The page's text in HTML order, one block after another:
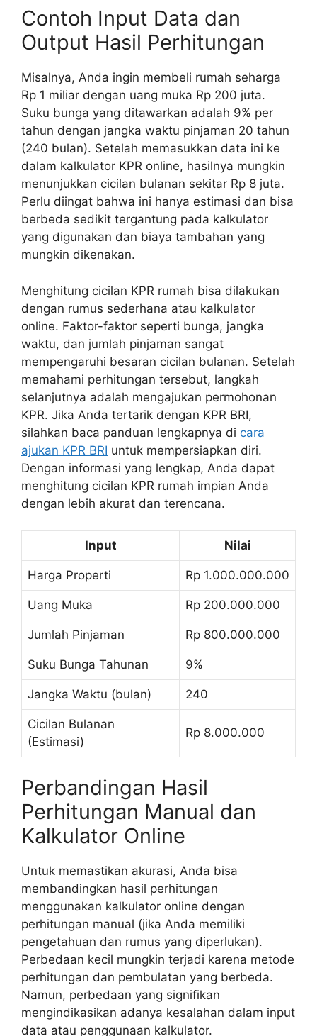
Contoh Input Data dan
Output Hasil Perhitungan
Misalnya, Anda ingin membeli rumah seharga
Rp 1 miliar dengan uang muka Rp 200 juta.
Suku bunga yang ditawarkan adalah 9% per
tahun dengan jangka waktu pinjaman 20 tahun
(240 bulan). Setelah memasukkan data ini ke
dalam kalkulator KPR online, hasilnya mungkin
menunjukkan cicilan bulanan sekitar Rp 8 juta.
Perlu diingat bahwa ini hanya estimasi dan bisa
berbeda sedikit tergantung pada kalkulator
yang digunakan dan biaya tambahan yang
mungkin dikenakan.
Menghitung cicilan KPR rumah bisa dilakukan
dengan rumus sederhana atau kalkulator
online. Faktor-faktor seperti bunga, jangka
waktu, dan jumlah pinjaman sangat
mempengaruhi besaran cicilan bulanan. Setelah
memahami perhitungan tersebut, langkah
selanjutnya adalah mengajukan permohonan
KPR. Jika Anda tertarik dengan KPR BRI,
silahkan baca panduan lengkapnya di cara
ajukan KPR BRI untuk mempersiapkan diri.
Dengan informasi yang lengkap, Anda dapat
menghitung cicilan KPR rumah impian Anda
dengan lebih akurat dan terencana.
Input Nilai
Harga Properti Rp 1.000.000.000
Uang Muka Rp 200.000.000
Jumlah Pinjaman Rp 800.000.000
Suku Bunga Tahunan 9%
Jangka Waktu (bulan) 240
Cicilan Bulanan
(Estimasi)
Rp 8.000.000
Perbandingan Hasil
Perhitungan Manual dan
Kalkulator Online
Untuk memastikan akurasi, Anda bisa
membandingkan hasil perhitungan
menggunakan kalkulator online dengan
perhitungan manual (jika Anda memiliki
pengetahuan dan rumus yang diperlukan).
Perbedaan kecil mungkin terjadi karena metode
perhitungan dan pembulatan yang berbeda.
Namun, perbedaan yang signifikan
mengindikasikan adanya kesalahan dalam input
data atau penggunaan kalkulator.